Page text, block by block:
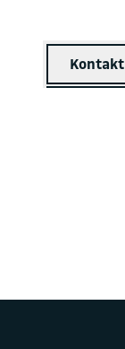
Kontakt